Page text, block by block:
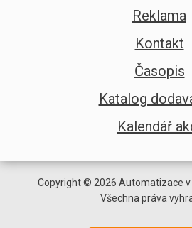
Reklama
Kontakt
Časopis
Katalog
Kalendář
Copyright © 2026 Automatizace v
Všechna práva